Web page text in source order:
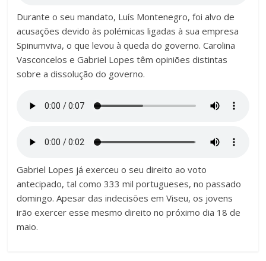
Durante o seu mandato, Luís Montenegro, foi alvo de
acusações devido às polémicas ligadas à sua empresa
Spinumviva, o que levou à queda do governo. Carolina
Vasconcelos e Gabriel Lopes têm opiniões distintas
sobre a dissolução do governo.
Gabriel Lopes já exerceu o seu direito ao voto
antecipado, tal como 333 mil portugueses, no passado
domingo. Apesar das indecisões em Viseu, os jovens
irão exercer esse mesmo direito no próximo dia 18 de
maio.